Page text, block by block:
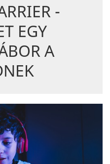
-
EGY
A